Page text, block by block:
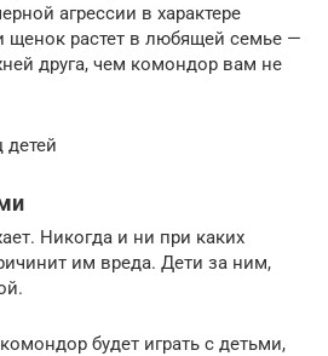
агрессии в характере
щенок растет в любящей семье —
друга, чем комондор вам не
Никогда и ни при каких
им вреда. Дети за ним,
будет играть с детьми,